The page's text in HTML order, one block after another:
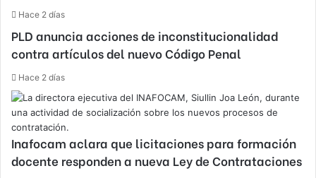
Hace 2 días
PLD anuncia acciones de inconstitucionalidad
contra artículos del nuevo Código Penal
Hace 2 días
Inafocam aclara que licitaciones para formación
docente responden a nueva Ley de Contrataciones